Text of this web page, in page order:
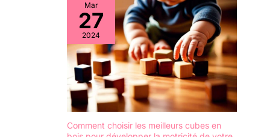
Mar
27
2024
Comment choisir les meilleurs cubes en